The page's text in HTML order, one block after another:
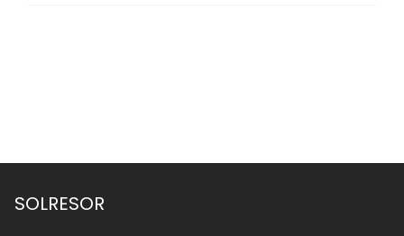
SOLRESOR